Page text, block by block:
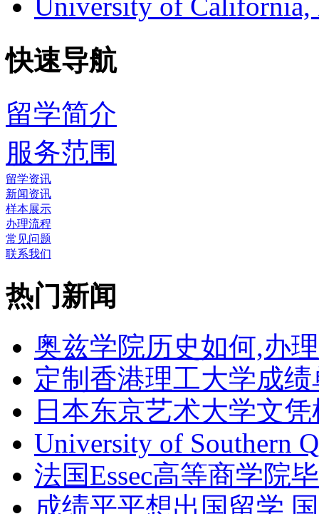
University of
快速导航
留学简介
服务范围
留学资讯
新闻资讯
样本展示
办理流程
常见问题
联系我们
热门新闻
奥兹学院历史如何,办
定制香港理工大学成绩
日本东京艺术大学文
University of Southern
法国Essec高等商学院
成绩平平想出国留学